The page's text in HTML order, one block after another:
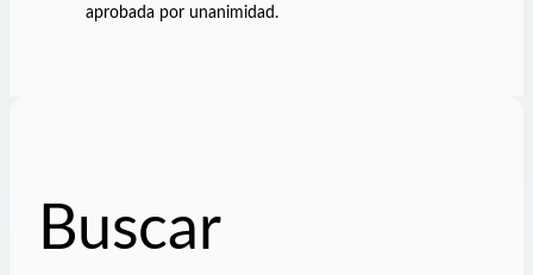
aprobada por unanimidad.
Buscar